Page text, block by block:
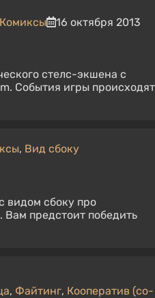
Комиксы
16 октября 2013
стелс-экшена с
События игры происходят
, Вид сбоку
видом сбоку про
Вам предстоит победить
, Файтинг, Кооператив (co-